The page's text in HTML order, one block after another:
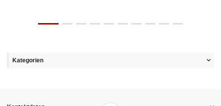
Kategorien